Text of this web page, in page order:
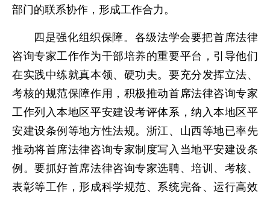
部门的联系协作，形成工作合力。
四是强化组织保障。各级法学会要把首席法律
咨询专家工作作为干部培养的重要平台，引导他们
在实践中练就真本领、硬功夫。要充分发挥立法、
考核的规范保障作用，积极推动首席法律咨询专家
工作列入本地区平安建设考评体系，纳入本地区平
安建设条例等地方性法规。浙江、山西等地已率先
推动将首席法律咨询专家制度写入当地平安建设条
例。要抓好首席法律咨询专家选聘、培训、考核、
表彰等工作，形成科学规范、系统完备、运行高效